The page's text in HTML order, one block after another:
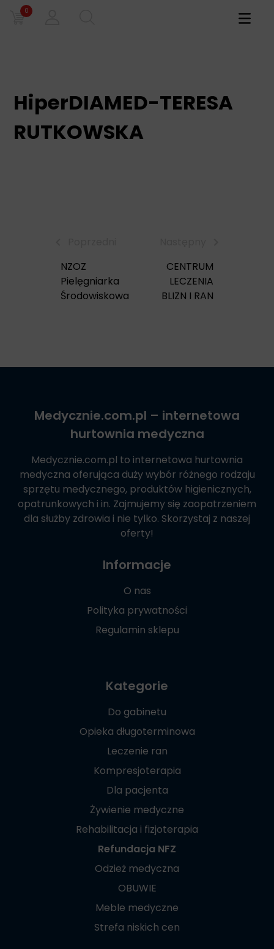
0
Primary
HiperDIAMED-TERESA
RUTKOWSKA
NZOZ
Pielęgniarka
Środowiskowa
CENTRUM
LECZENIA
BLIZN I RAN
Medycznie.com.pl – internetowa
hurtownia medyczna
Medycznie.com.pl to internetowa hurtownia
medyczna oferująca duży wybór różnego rodzaju
sprzętu medycznego, produktów higienicznych,
opatrunkowych i in. Zajmujemy się zaopatrzeniem
dla służby zdrowia i nie tylko. Skorzystaj z naszej
oferty!
Informacje
O nas
Polityka prywatności
Regulamin sklepu
Kategorie
Do gabinetu
Opieka długoterminowa
Leczenie ran
Kompresjoterapia
Dla pacjenta
Żywienie medyczne
Rehabilitacja i fizjoterapia
Refundacja NFZ
Odzież medyczna
OBUWIE
Meble medyczne
Strefa niskich cen